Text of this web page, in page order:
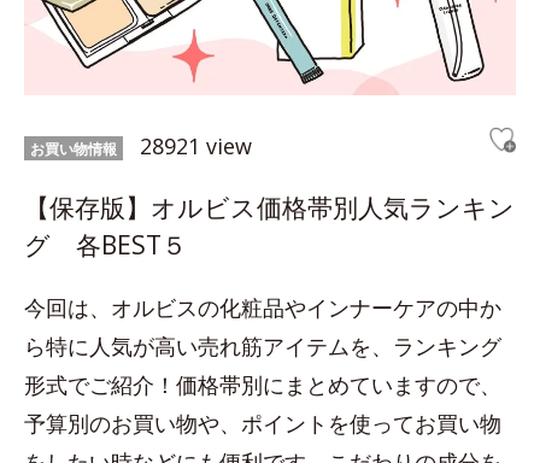
お買い物情報 28921 view
【保存版】オルビス価格帯別人気ランキン
グ 各BEST５
今回は、オルビスの化粧品やインナーケアの中か
ら特に人気が高い売れ筋アイテムを、ランキング
形式でご紹介！価格帯別にまとめていますので、
予算別のお買い物や、ポイントを使ってお買い物